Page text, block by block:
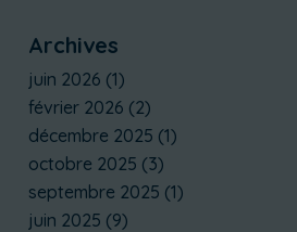
Archives
juin 2026 (1)
février 2026 (2)
décembre 2025 (1)
octobre 2025 (3)
septembre 2025 (1)
juin 2025 (9)